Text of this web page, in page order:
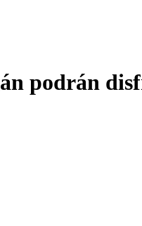
podrán